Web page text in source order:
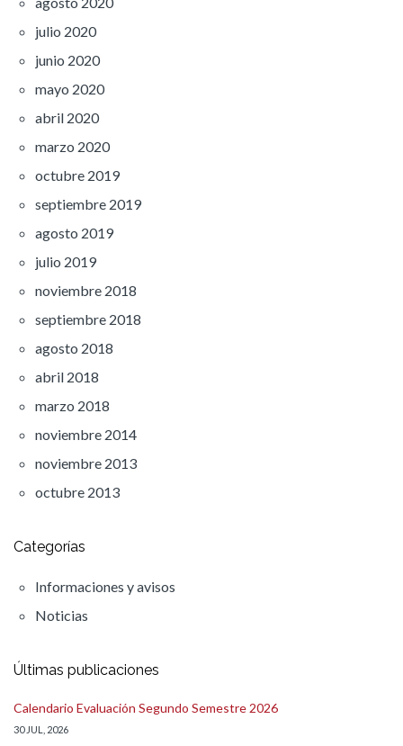
julio 2020
junio 2020
mayo 2020
abril 2020
marzo 2020
octubre 2019
septiembre 2019
agosto 2019
julio 2019
noviembre 2018
septiembre 2018
agosto 2018
abril 2018
marzo 2018
noviembre 2014
noviembre 2013
octubre 2013
Categorías
Informaciones y avisos
Noticias
Últimas publicaciones
Calendario Evaluación Segundo Semestre 2026
30 JUL, 2026